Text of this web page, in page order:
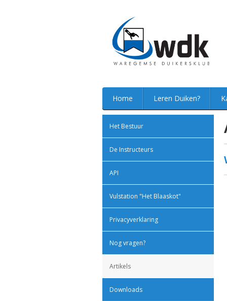
Home Leren Duiken?
Het Bestuur
De Instructeurs
API
Vulstation "Het Blaaskot"
Privacyverklaring
Nog vragen?
Artikels
Downloads